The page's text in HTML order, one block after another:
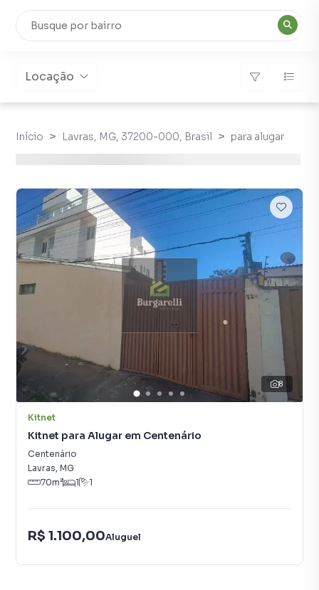
Locação
Início Lavras, MG, 37200-000, Brasil para alugar
8
Kitnet
Kitnet para Alugar em Centenário
Centenário
Lavras, MG
70m² 1 1
R$ 1.100,00Aluguel